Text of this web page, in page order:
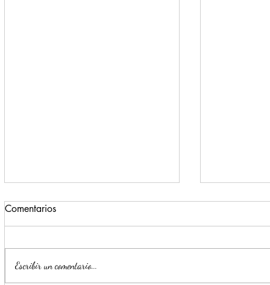
Comentarios
Escribir un comentario...